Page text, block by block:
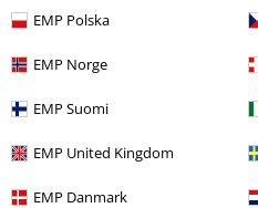
EMP Polska
EMP Norge
EMP Suomi
EMP United Kingdom
EMP Danmark